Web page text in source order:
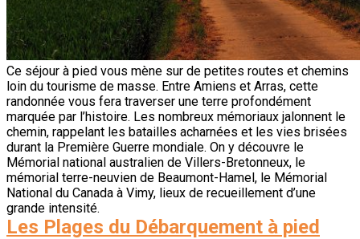
Ce séjour à pied vous mène sur de petites routes et chemins
loin du tourisme de masse. Entre Amiens et Arras, cette
randonnée vous fera traverser une terre profondément
marquée par l’histoire. Les nombreux mémoriaux jalonnent le
chemin, rappelant les batailles acharnées et les vies brisées
durant la Première Guerre mondiale. On y découvre le
Mémorial national australien de Villers-Bretonneux, le
mémorial terre-neuvien de Beaumont-Hamel, le Mémorial
National du Canada à Vimy, lieux de recueillement d’une
grande intensité.
Les Plages du Débarquement à pied